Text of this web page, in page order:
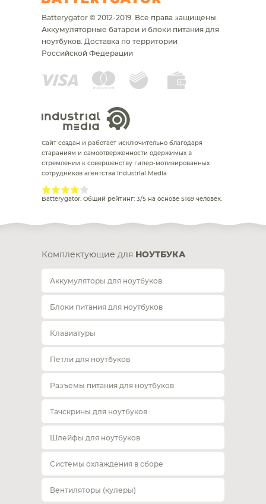
Batterygator © 2012-2019. Все права защищены.
Аккумуляторные батареи и блоки питания для
ноутбуков. Доставка по территории
Российской Федерации
Сайт создан и работает исключительно благодаря
стараниям и самоотверженности одержимых в
стремлении к совершенству гипер-мотивированных
сотрудников агентства Industrial Media
Batterygator. Общий рейтинг: 3/5 на основе 5169 человек.
Комплектующие для НОУТБУКА
Аккумуляторы для ноутбуков
Блоки питания для ноутбуков
Клавиатуры
Петли для ноутбуков
Разъемы питания для ноутбуков
Тачскрины для ноутбуков
Шлейфы для ноутбуков
Системы охлаждения в сборе
Вентиляторы (кулеры)